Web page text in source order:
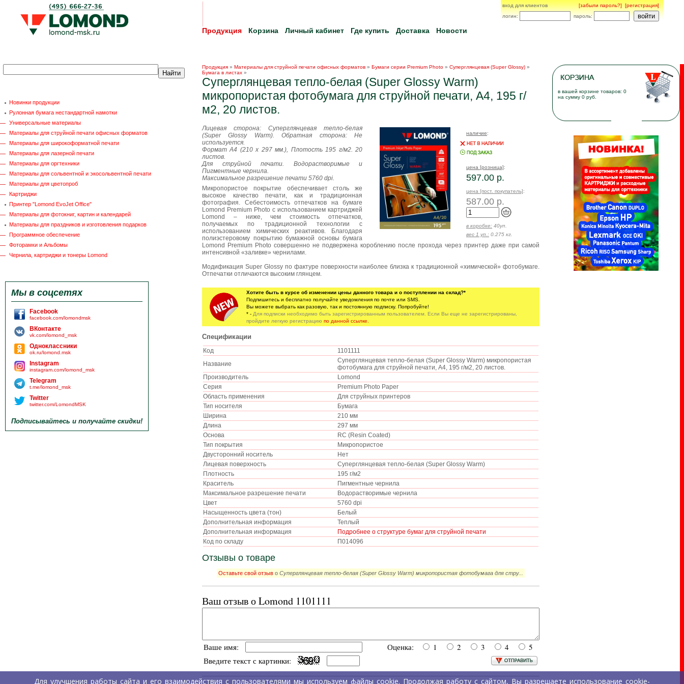
вход для клиентов [забыли пароль?]
[регистрация]
логин:
пароль:
Продукция Корзина Личный кабинет Где купить Доставка Новости
Новинки продукции
Рулонная бумага нестандартной намотки
Универсальные материалы
Материалы для струйной печати офисных форматов
Материалы для широкоформатной печати
Материалы для лазерной печати
Материалы для оргтехники
Материалы для сольвентной и экосольвентной печати
Материалы для цветопроб
Картриджи
Принтер "Lomond EvoJet Office"
Материалы для фотокниг, картин и календарей
Материалы для праздников и изготовления подарков
Программное обеспечение
Фоторамки и Альбомы
Чернила, картриджи и тонеры Lomond
Мы в соцсетях
Facebook
facebook.com/lomondmsk
ВКонтакте
vk.com/lomond_msk
Одноклассники
ok.ru/lomond.msk
Instagram
instagram.com/lomond_msk
Telegram
t.me/lomond_msk
Twitter
twitter.com/LomondMSK
Подписывайтесь и получайте скидки!
Продукция » Материалы для струйной печати офисных форматов » Бумаги серии Premium Photo » Суперглянцевая (Super Glossy) »
Бумага в листах »
Суперглянцевая тепло-белая (Super Glossy Warm)
микропористая фотобумага для струйной печати, A4, 195 г/
м2, 20 листов.
наличие:
цена [розница]:
597.00 р.
цена [пост. покупатель]:
587.00 р.
в коробке: 40уп.
вес 1 уп.: 0.275 кг.
Лицевая сторона: Суперглянцевая тепло-белая
(Super Glossy Warm). Обратная сторона: Не
используется.
Формат A4 (210 x 297 мм.), Плотость 195 г/м2. 20
листов.
Для струйной печати. Водорастворимые и
Пигментные чернила.
Максимальное разрешение печати 5760 dpi.
Микропористое покрытие обеспечивает столь же
высокое качество печати, как и традиционная
фотография. Себестоимость отпечатков на бумаге
Lomond Premium Photo c использованием картриджей
Lomond – ниже, чем стоимость отпечатков,
получаемых по традиционной технологии с
использованием химических реактивов. Благодаря
полиэстеровому покрытию бумажной основы бумага
Lomond Premium Photo совершенно не подвержена короблению после прохода через принтер даже при самой
интенсивной «заливке» чернилами.
Модификация Super Glossy по фактуре поверхности наиболее близка к традиционной «химической» фотобумаге.
Отпечатки отличаются высоким глянцем.
Хотите быть в курсе об изменении цены данного товара и о поступлении на склад?*
Подпишитесь и бесплатно получайте уведомления по почте или SMS.
Вы можете выбрать как разовую, так и постоянную подписку. Попробуйте!
* - Для подписки необходимо быть зарегистрированным пользователем. Если Вы еще не зарегистрированы,
пройдите легкую регистрацию по данной ссылке.
Спецификации
Код
1101111
Название
Суперглянцевая тепло-белая (Super Glossy Warm) микропористая
фотобумага для струйной печати, A4, 195 г/м2, 20 листов.
Производитель
Lomond
Серия
Premium Photo Paper
Область применения
Для струйных принтеров
Тип носителя
Бумага
Ширина
210 мм
Длина
297 мм
Основа
RC (Resin Coated)
Тип покрытия
Микропористое
Двусторонний носитель
Нет
Лицевая поверхность
Суперглянцевая тепло-белая (Super Glossy Warm)
Плотность
195 г/м2
Краситель
Пигментные чернила
Максимальное разрешение печати
Водорастворимые чернила
Цвет
5760 dpi
Насыщенность цвета (тон)
Белый
Дополнительная информация
Теплый
Дополнительная информация
Подробнее о структуре бумаг для струйной печати
Код по складу
П014096
Отзывы о товаре
Оставьте свой отзыв о Суперглянцевая тепло-белая (Super Glossy Warm) микропористая фотобумага для стру...
Ваш отзыв о Lomond 1101111
Ваше имя: Оценка: 1 2 3 4
5
Введите текст с картинки:
в вашей корзине товаров: 0
на сумму 0 руб.
Для улучшения работы сайта и его взаимодействия с пользователями мы используем файлы cookie. Продолжая работу с сайтом, Вы разрешаете использование cookie-